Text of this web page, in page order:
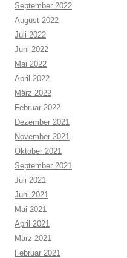
September 2022
August 2022
Juli 2022
Juni 2022
Mai 2022
April 2022
März 2022
Februar 2022
Dezember 2021
November 2021
Oktober 2021
September 2021
Juli 2021
Juni 2021
Mai 2021
April 2021
März 2021
Februar 2021